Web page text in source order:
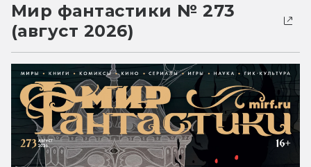
Мир фантастики № 273
(август 2026)